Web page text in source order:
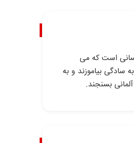
است که می
سادگی بیاموزند و به
بسنجند.